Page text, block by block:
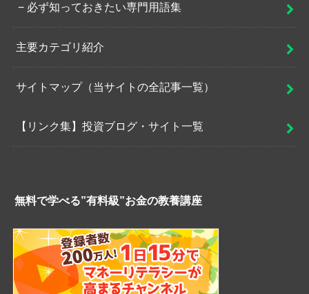
必ず知っておきたい専門用語集
主要カテゴリ紹介
サイトマップ（当サイトの全記事一覧）
【リンク集】投資ブログ・サイト一覧
無料で学べる”有料級”お金の教養講座